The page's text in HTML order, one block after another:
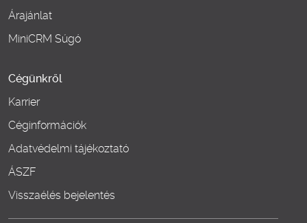
Árajánlat
MiniCRM Súgó
Cégünkről
Karrier
Céginformációk
Adatvédelmi tájékoztató
ÁSZF
Visszaélés bejelentés